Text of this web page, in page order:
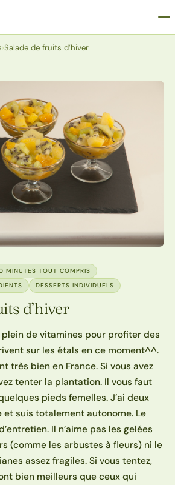
›Salade de fruits d’hiver
MINUTES TOUT COMPRIS
DESSERTS INDIVIDUELS
d’hiver
de vitamines pour profiter des
sur les étals en ce moment^^.
très bien en France. Si vous avez
tenter la plantation. Il vous faut
pieds femelles. J’ai deux
et suis totalement autonome. Le
Il n’aime pas les gelées
(comme les arbustes à fleurs) ni le
assez fragiles. Si vous tentez,
bien meilleurs que ceux qui